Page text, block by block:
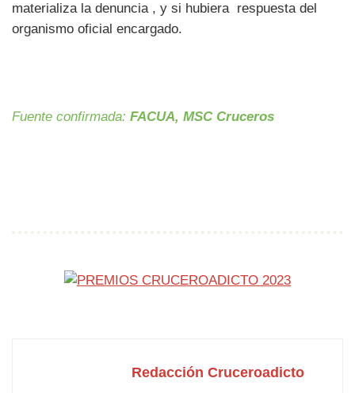
materializa la denuncia , y si hubiera respuesta del
organismo oficial encargado.
Fuente confirmada: FACUA, MSC Cruceros
Redacción Cruceroadicto